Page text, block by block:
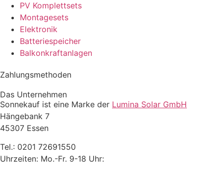
PV Komplettsets
Montagesets
Elektronik
Batteriespeicher
Balkonkraftanlagen
Zahlungsmethoden
Das Unternehmen
Sonnekauf ist eine Marke der Lumina Solar GmbH
Hängebank 7
45307 Essen
Tel.: 0201 72691550
Uhrzeiten: Mo.-Fr. 9-18 Uhr: